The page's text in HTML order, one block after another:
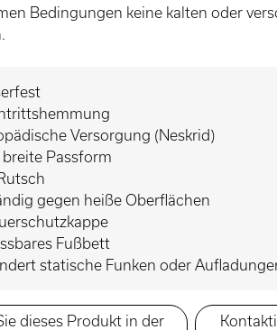
Bedingungen keine kalten oder
Versorgung (Neskrid)
breite Passform
gegen heiße Oberflächen
Fußbett
statische Funken oder
dieses Produkt in der